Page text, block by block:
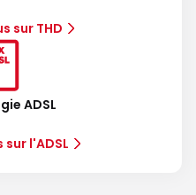
sur THD
ADSL
sur l'ADSL